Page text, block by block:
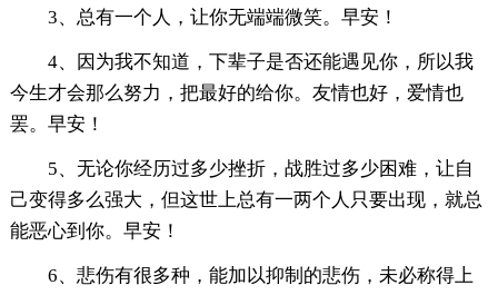
3、总有一个人，让你无端端微笑。早安！
4、因为我不知道，下辈子是否还能遇见你，所以我
今生才会那么努力，把最好的给你。友情也好，爱情也
罢。早安！
5、无论你经历过多少挫折，战胜过多少困难，让自
己变得多么强大，但这世上总有一两个人只要出现，就总
能恶心到你。早安！
6、悲伤有很多种，能加以抑制的悲伤，未必称得上